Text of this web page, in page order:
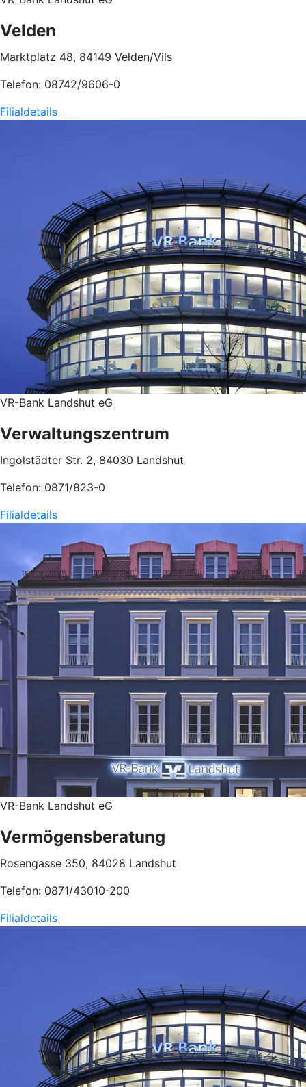
Velden
Marktplatz 48, 84149 Velden/Vils
Telefon: 08742/9606-0
Filialdetails
VR-Bank Landshut eG
Verwaltungszentrum
Ingolstädter Str. 2, 84030 Landshut
Telefon: 0871/823-0
Filialdetails
VR-Bank Landshut eG
Vermögensberatung
Rosengasse 350, 84028 Landshut
Telefon: 0871/43010-200
Filialdetails